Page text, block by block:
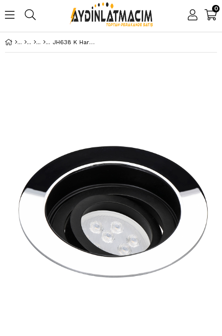
0
JH638 K Hareketli Spot